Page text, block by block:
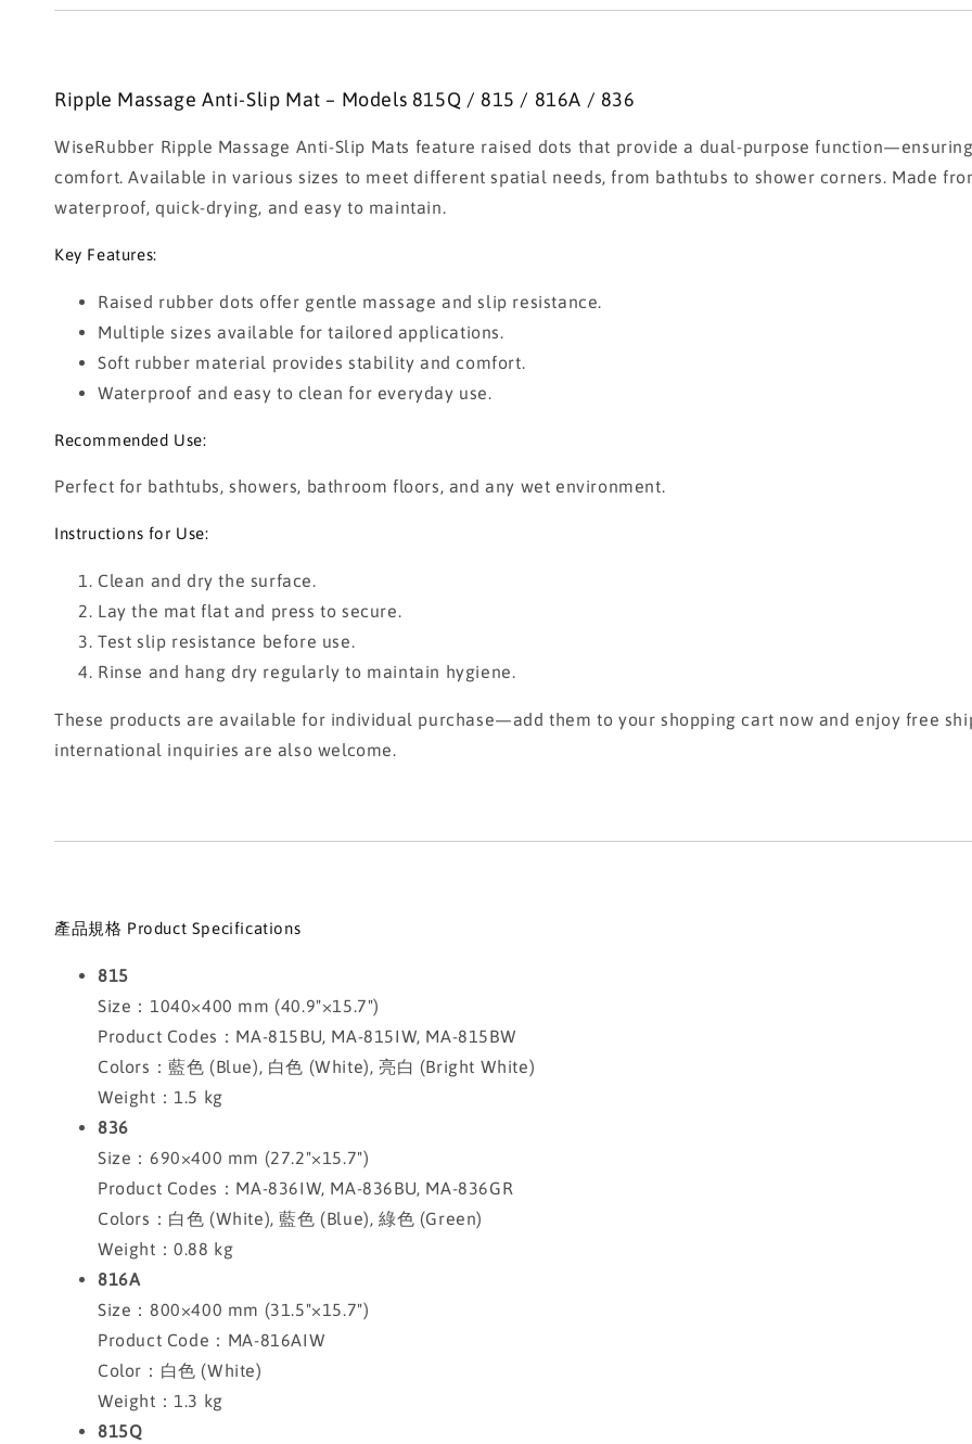
Ripple Massage Anti-Slip Mat – Models 815Q / 815 / 816A / 836
WiseRubber Ripple Massage Anti-Slip Mats feature raised dots that provide a dual-purpose
comfort. Available in various sizes to meet different spatial needs, from bathtubs to shower corners. Made
waterproof, quick-drying, and easy to maintain.
Key Features:
Raised rubber dots offer gentle massage and slip resistance.
Multiple sizes available for tailored applications.
Soft rubber material provides stability and comfort.
Waterproof and easy to clean for everyday use.
Recommended Use:
Perfect for bathtubs, showers, bathroom floors, and any wet environment.
Instructions for Use:
Clean and dry the surface.
Lay the mat flat and press to secure.
Test slip resistance before use.
Rinse and hang dry regularly to maintain hygiene.
These products are available for individual purchase—add them to your shopping cart now and enjoy free
international inquiries are also welcome.
產品規格 Product Specifications
815
Size：1040×400 mm (40.9"×15.7")
Product Codes：MA-815BU, MA-815IW, MA-815BW
Colors：藍色 (Blue), 白色 (White), 亮白 (Bright White)
Weight：1.5 kg
836
Size：690×400 mm (27.2"×15.7")
Product Codes：MA-836IW, MA-836BU, MA-836GR
Colors：白色 (White), 藍色 (Blue), 綠色 (Green)
Weight：0.88 kg
816A
Size：800×400 mm (31.5"×15.7")
Product Code：MA-816AIW
Color：白色 (White)
Weight：1.3 kg
815Q